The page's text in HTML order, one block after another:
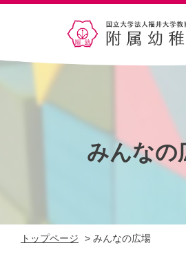
みんなの
トップページ > みんなの広場